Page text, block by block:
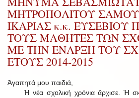
ΜΗΤΡΟΠΟΛΙΤΟΥ ΣΑΜΟΥ
ΙΚΑΡΙΑΣ κ.κ. ΕΥΣΕΒΙΟΥ
ΤΟΥΣ ΜΑΘΗΤΕΣ ΤΩΝ
ΜΕ ΤΗΝ ΕΝΑΡΞΗ ΤΟΥ
ΕΤΟΥΣ 2014-2015
Ἀγαπητά μου παιδιά,
Ἡ νέα σχολική χρόνια ἄρχισε. Ἡ